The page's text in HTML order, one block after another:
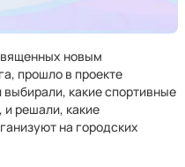
новым
прошло в проекте
какие спортивные
и решали, какие
на городских